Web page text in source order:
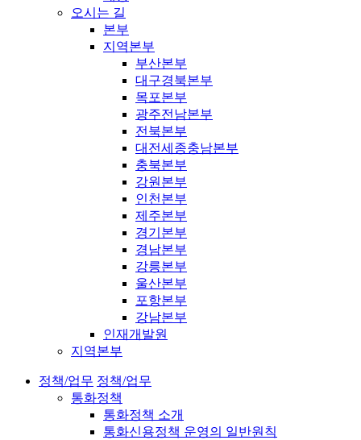
오시는 길
본부
지역본부
부산본부
대구경북본부
목포본부
광주전남본부
전북본부
대전세종충남본부
충북본부
강원본부
인천본부
제주본부
경기본부
경남본부
강릉본부
울산본부
포항본부
강남본부
인재개발원
지역본부
정책/업무 정책/업무
통화정책
통화정책 소개
통화신용정책 운영의 일반원칙